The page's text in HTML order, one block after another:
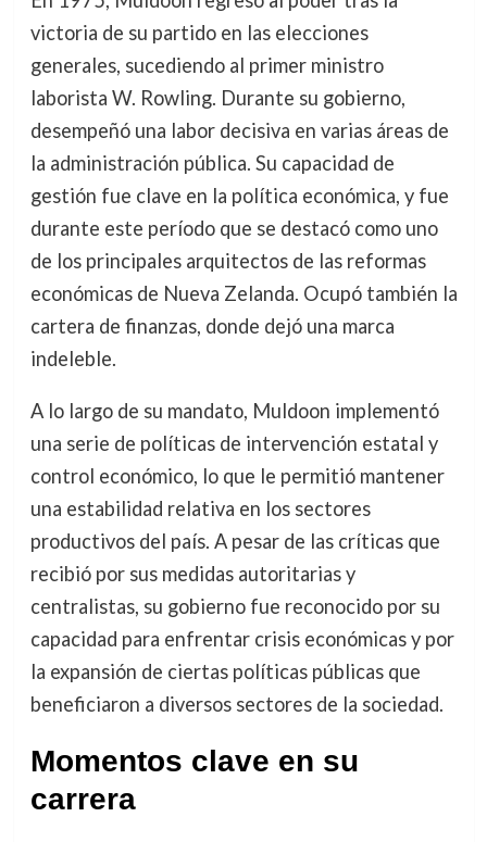
victoria de su partido en las elecciones
generales, sucediendo al primer ministro
laborista W. Rowling. Durante su gobierno,
desempeñó una labor decisiva en varias áreas de
la administración pública. Su capacidad de
gestión fue clave en la política económica, y fue
durante este período que se destacó como uno
de los principales arquitectos de las reformas
económicas de Nueva Zelanda. Ocupó también la
cartera de finanzas, donde dejó una marca
indeleble.
A lo largo de su mandato, Muldoon implementó
una serie de políticas de intervención estatal y
control económico, lo que le permitió mantener
una estabilidad relativa en los sectores
productivos del país. A pesar de las críticas que
recibió por sus medidas autoritarias y
centralistas, su gobierno fue reconocido por su
capacidad para enfrentar crisis económicas y por
la expansión de ciertas políticas públicas que
beneficiaron a diversos sectores de la sociedad.
Momentos clave en su
carrera